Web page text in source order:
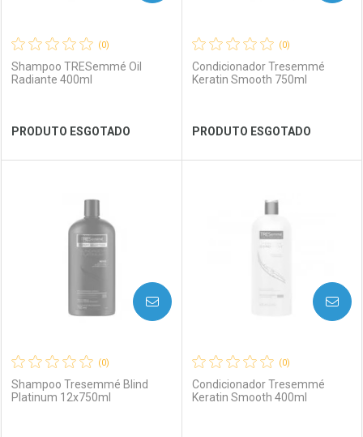
Ver Desconto Convênio Ver Desconto Convênio
(0)
Shampoo TRESemmé Oil
Radiante 400ml
PRODUTO ESGOTADO
Laboratório
Por Menos
(0)
Condicionador Tresemmé
Keratin Smooth 750ml
PRODUTO ESGOTADO
Laboratório
Por Menos
(0)
Shampoo Tresemmé Blind
Platinum 12x750ml
AVISE-ME
(0)
Condicionador Tresemmé
Keratin Smooth 400ml
AVISE-ME